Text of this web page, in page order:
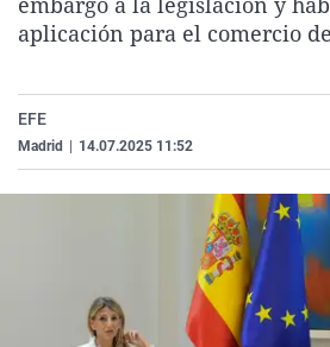
aplicación para el comercio
EFE
Madrid 14.07.2025 11:52